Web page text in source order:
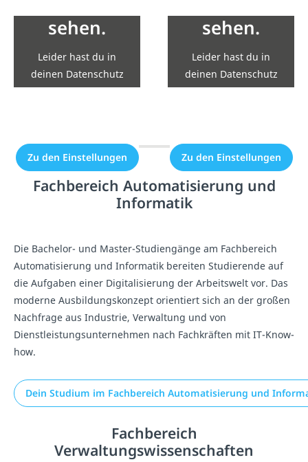
erlaubt.
Zu den Einstellungen
erlaubt.
Zu den Einstellungen
sehen.
Leider hast du in
deinen Datenschutz
Einstellungen die
Zu den Einstellungen
sehen.
Leider hast du in
deinen Datenschutz
Einstellungen die
Zu den Einstellungen
Fachbereich Automatisierung und
Informatik
Die Bachelor- und Master-Studiengänge am Fachbereich
Automatisierung und Informatik bereiten Studierende auf
die Aufgaben einer Digitalisierung der Arbeitswelt vor. Das
moderne Ausbildungskonzept orientiert sich an der großen
Nachfrage aus Industrie, Verwaltung und von
Dienstleistungsunternehmen nach Fachkräften mit IT-Know-
how.
Dein Studium im Fachbereich Automatisierung und
Fachbereich
Verwaltungswissenschaften